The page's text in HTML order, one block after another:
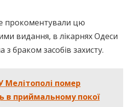
прокоментували цю
видання, в лікарнях Одеси
з браком засобів захисту.
Мелітополі помер
в приймальному покої